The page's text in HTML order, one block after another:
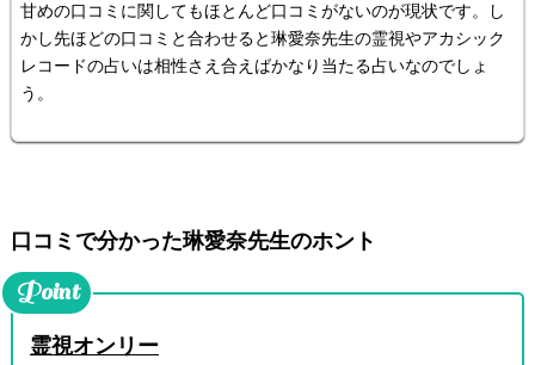
甘めの口コミに関してもほとんど口コミがないのが現状です。し
かし先ほどの口コミと合わせると琳愛奈先生の霊視やアカシック
レコードの占いは相性さえ合えばかなり当たる占いなのでしょ
う。
口コミで分かった琳愛奈先生のホント
霊視オンリー